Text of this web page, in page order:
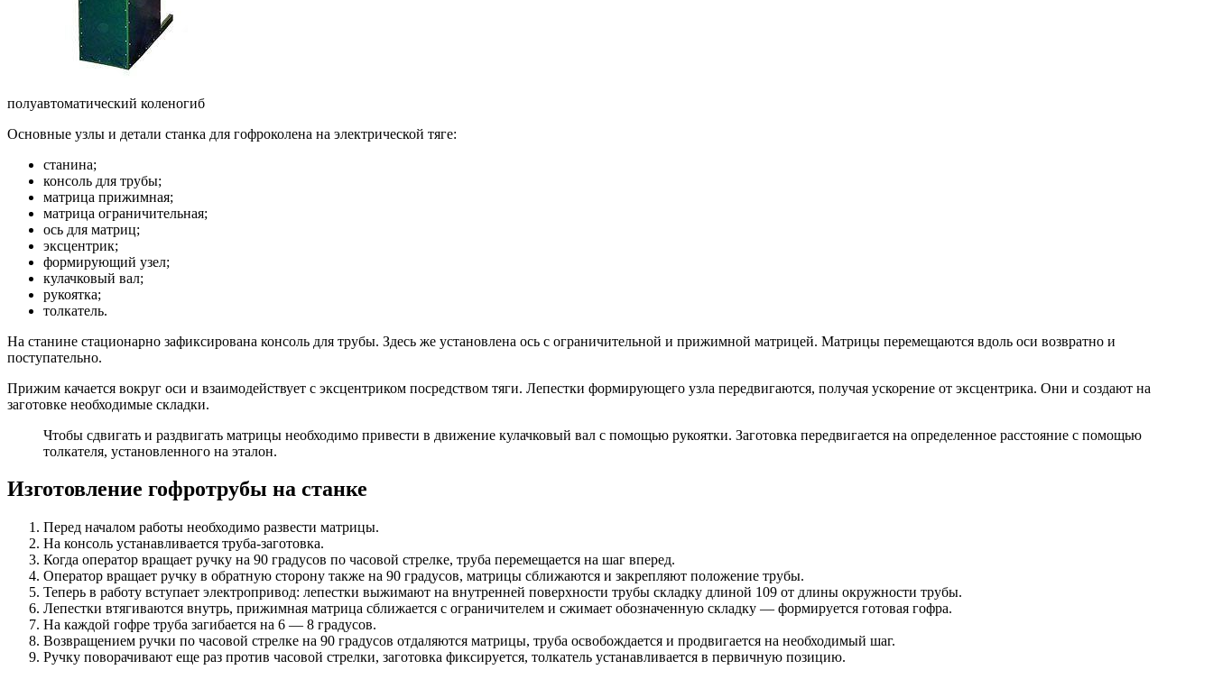
полуавтоматический коленогиб
Основные узлы и детали станка для гофроколена на электрической тяге:
станина;
консоль для трубы;
матрица прижимная;
матрица ограничительная;
ось для матриц;
эксцентрик;
формирующий узел;
кулачковый вал;
рукоятка;
толкатель.
На станине стационарно зафиксирована консоль для трубы. Здесь же установлена ось с ограничительной и прижимной матрицей. Матрицы перемещаются вдоль оси возвратно и
поступательно.
Прижим качается вокруг оси и взаимодействует с эксцентриком посредством тяги. Лепестки формирующего узла передвигаются, получая ускорение от эксцентрика. Они и создают на
заготовке необходимые складки.
Чтобы сдвигать и раздвигать матрицы необходимо привести в движение кулачковый вал с помощью рукоятки. Заготовка передвигается на определенное расстояние с помощью
толкателя, установленного на эталон.
Изготовление гофротрубы на станке
Перед началом работы необходимо развести матрицы.
На консоль устанавливается труба-заготовка.
Когда оператор вращает ручку на 90 градусов по часовой стрелке, труба перемещается на шаг вперед.
Оператор вращает ручку в обратную сторону также на 90 градусов, матрицы сближаются и закрепляют положение трубы.
Теперь в работу вступает электропривод: лепестки выжимают на внутренней поверхности трубы складку длиной 109 от длины окружности трубы.
Лепестки втягиваются внутрь, прижимная матрица сближается с ограничителем и сжимает обозначенную складку — формируется готовая гофра.
На каждой гофре труба загибается на 6 — 8 градусов.
Возвращением ручки по часовой стрелке на 90 градусов отдаляются матрицы, труба освобождается и продвигается на необходимый шаг.
Ручку поворачивают еще раз против часовой стрелки, заготовка фиксируется, толкатель устанавливается в первичную позицию.